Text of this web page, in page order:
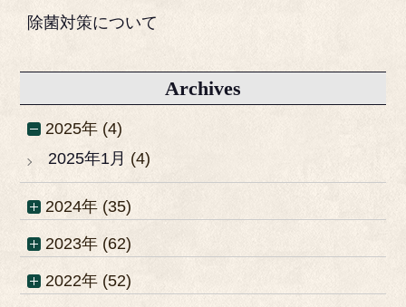
除菌対策について
Archives
2025年 (4)
2025年1月 (4)
2024年 (35)
2023年 (62)
2022年 (52)